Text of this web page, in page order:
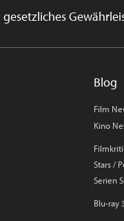
gesetzliches
Blog
Film
Kino
Stars /
Serien
Blu-ray